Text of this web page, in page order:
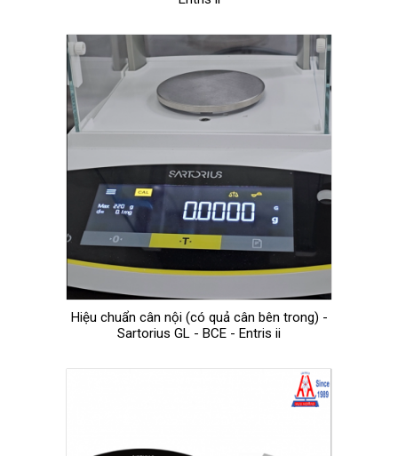
Hiệu chuẩn cân nội (có quả cân bên trong) -
Sartorius GL - BCE - Entris ii